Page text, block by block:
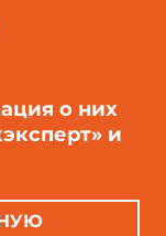
о них
и